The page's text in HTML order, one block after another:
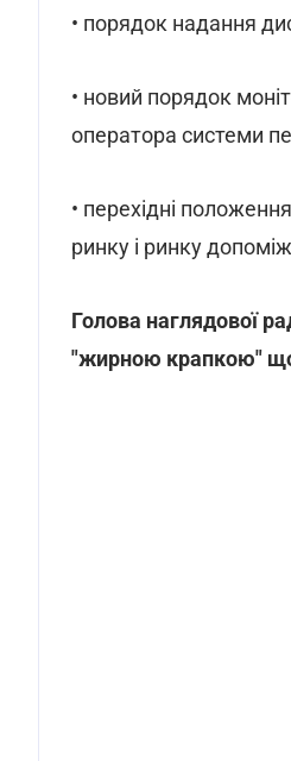
• порядок надання
• новий порядок
оператора системи
• перехідні
ринку і ринку
Голова наглядової
"жирною крапкою"